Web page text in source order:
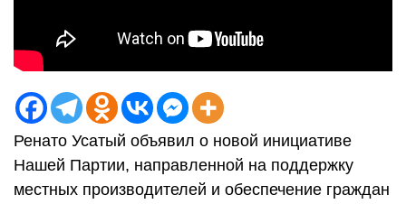
Ренато Усатый объявил о новой инициативе
Нашей Партии, направленной на поддержку
местных производителей и обеспечение граждан